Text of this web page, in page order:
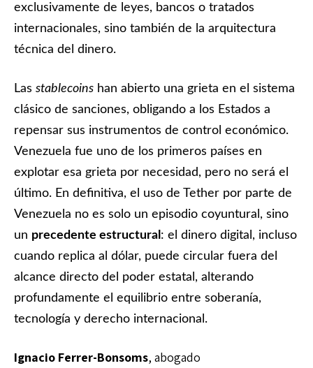
exclusivamente de leyes, bancos o tratados
internacionales, sino también de la arquitectura
técnica del dinero.
Las stablecoins han abierto una grieta en el sistema
clásico de sanciones, obligando a los Estados a
repensar sus instrumentos de control económico.
Venezuela fue uno de los primeros países en
explotar esa grieta por necesidad, pero no será el
último. En definitiva, el uso de Tether por parte de
Venezuela no es solo un episodio coyuntural, sino
un precedente estructural : el dinero digital, incluso
cuando replica al dólar, puede circular fuera del
alcance directo del poder estatal, alterando
profundamente el equilibrio entre soberanía,
tecnología y derecho internacional.
Ignacio Ferrer-Bonsoms, abogado